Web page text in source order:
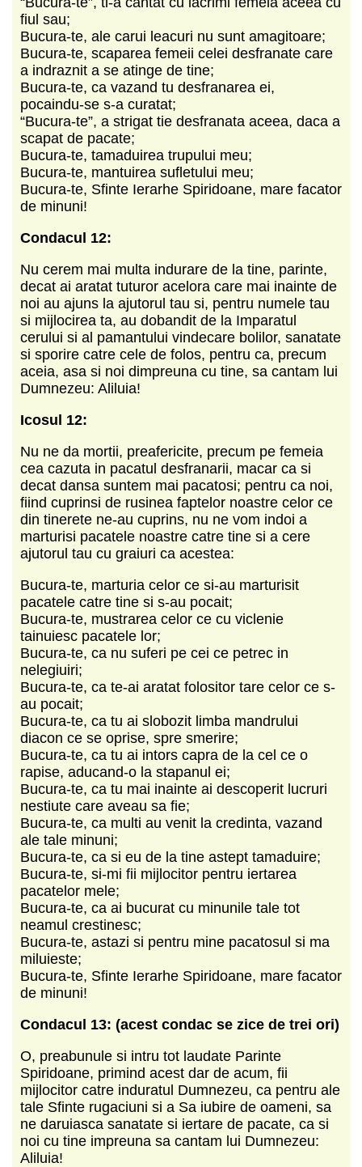
fiul sau;
Bucura-te, ale carui leacuri nu sunt amagitoare;
Bucura-te, scaparea femeii celei desfranate care
a indraznit a se atinge de tine;
Bucura-te, ca vazand tu desfranarea ei,
pocaindu-se s-a curatat;
“Bucura-te”, a strigat tie desfranata aceea, daca a
scapat de pacate;
Bucura-te, tamaduirea trupului meu;
Bucura-te, mantuirea sufletului meu;
Bucura-te, Sfinte Ierarhe Spiridoane, mare facator
de minuni!
Condacul 12:
Nu cerem mai multa indurare de la tine, parinte,
decat ai aratat tuturor acelora care mai inainte de
noi au ajuns la ajutorul tau si, pentru numele tau
si mijlocirea ta, au dobandit de la Imparatul
cerului si al pamantului vindecare bolilor, sanatate
si sporire catre cele de folos, pentru ca, precum
aceia, asa si noi dimpreuna cu tine, sa cantam lui
Dumnezeu: Aliluia!
Icosul 12:
Nu ne da mortii, preafericite, precum pe femeia
cea cazuta in pacatul desfranarii, macar ca si
decat dansa suntem mai pacatosi; pentru ca noi,
fiind cuprinsi de rusinea faptelor noastre celor ce
din tinerete ne-au cuprins, nu ne vom indoi a
marturisi pacatele noastre catre tine si a cere
ajutorul tau cu graiuri ca acestea:
Bucura-te, marturia celor ce si-au marturisit
pacatele catre tine si s-au pocait;
Bucura-te, mustrarea celor ce cu viclenie
tainuiesc pacatele lor;
Bucura-te, ca nu suferi pe cei ce petrec in
nelegiuiri;
Bucura-te, ca te-ai aratat folositor tare celor ce s-
au pocait;
Bucura-te, ca tu ai slobozit limba mandrului
diacon ce se oprise, spre smerire;
Bucura-te, ca tu ai intors capra de la cel ce o
rapise, aducand-o la stapanul ei;
Bucura-te, ca tu mai inainte ai descoperit lucruri
nestiute care aveau sa fie;
Bucura-te, ca multi au venit la credinta, vazand
ale tale minuni;
Bucura-te, ca si eu de la tine astept tamaduire;
Bucura-te, si-mi fii mijlocitor pentru iertarea
pacatelor mele;
Bucura-te, ca ai bucurat cu minunile tale tot
neamul crestinesc;
Bucura-te, astazi si pentru mine pacatosul si ma
miluieste;
Bucura-te, Sfinte Ierarhe Spiridoane, mare facator
de minuni!
Condacul 13: (acest condac se zice de trei ori)
O, preabunule si intru tot laudate Parinte
Spiridoane, primind acest dar de acum, fii
mijlocitor catre induratul Dumnezeu, ca pentru ale
tale Sfinte rugaciuni si a Sa iubire de oameni, sa
ne daruiasca sanatate si iertare de pacate, ca si
noi cu tine impreuna sa cantam lui Dumnezeu:
Aliluia!